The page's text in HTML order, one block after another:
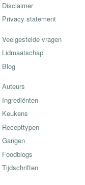
Disclaimer
Privacy statement
Veelgestelde vragen
Lidmaatschap
Blog
Auteurs
Ingrediënten
Keukens
Recepttypen
Gangen
Foodblogs
Tijdschriften